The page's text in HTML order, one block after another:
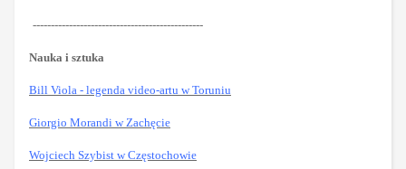
-----------------------------------------------
Nauka i sztuka
Bill Viola - legenda video-artu w Toruniu
Giorgio Morandi w Zachęcie
Wojciech Szybist w Częstochowie